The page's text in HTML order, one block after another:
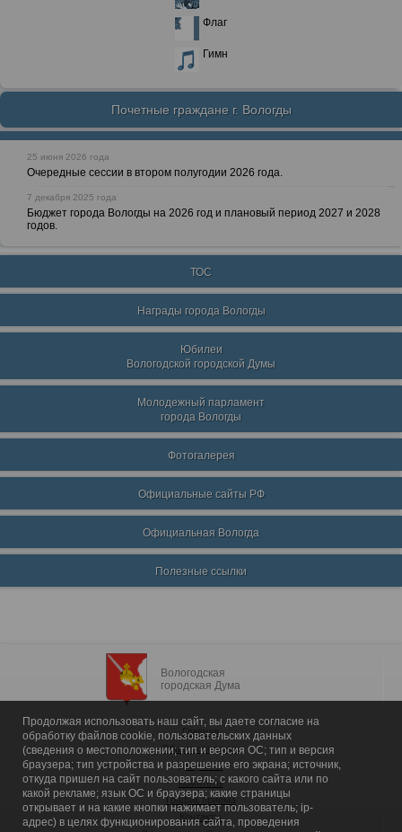
Флаг
Гимн
Почетные граждане г. Вологды
25 июня 2026 года
Очередные сессии в втором полугодии 2026 года.
7 декабря 2025 года
Бюджет города Вологды на 2026 год и плановый период 2027 и 2028
годов.
ТОС
Награды города Вологды
Юбилеи
Вологодской городской Думы
Молодежный парламент
города Вологды
Фотогалерея
Официальные сайты РФ
Официальная Вологда
Полезные ссылки
Вологодская
городская Дума
Главная
Общие сведения
Депутаты
Комитеты
График приема
Контакты
Продолжая использовать наш сайт, вы даете согласие на
обработку файлов cookie, пользовательских данных
(сведения о местоположении; тип и версия ОС; тип и версия
браузера; тип устройства и разрешение его экрана; источник,
откуда пришел на сайт пользователь; с какого сайта или по
какой рекламе; язык ОС и браузера; какие страницы
открывает и на какие кнопки нажимает пользователь; ip-
адрес) в целях функционирования сайта, проведения